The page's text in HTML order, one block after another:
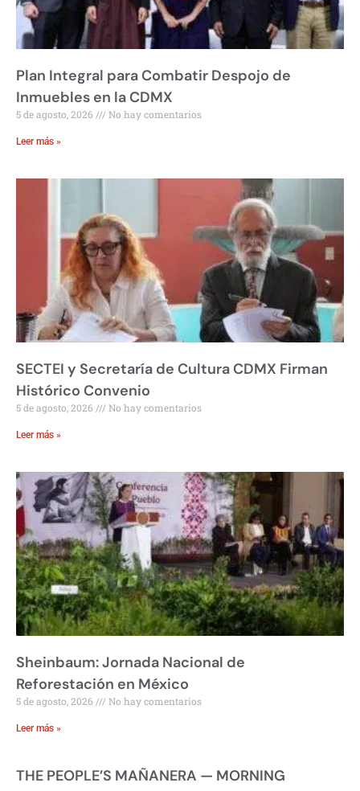
Plan Integral para Combatir Despojo de
Inmuebles en la CDMX
5 de agosto, 2026 No hay comentarios
Leer más »
SECTEI y Secretaría de Cultura CDMX Firman
Histórico Convenio
5 de agosto, 2026 No hay comentarios
Leer más »
Sheinbaum: Jornada Nacional de
Reforestación en México
5 de agosto, 2026 No hay comentarios
Leer más »
THE PEOPLE’S MAÑANERA — MORNING